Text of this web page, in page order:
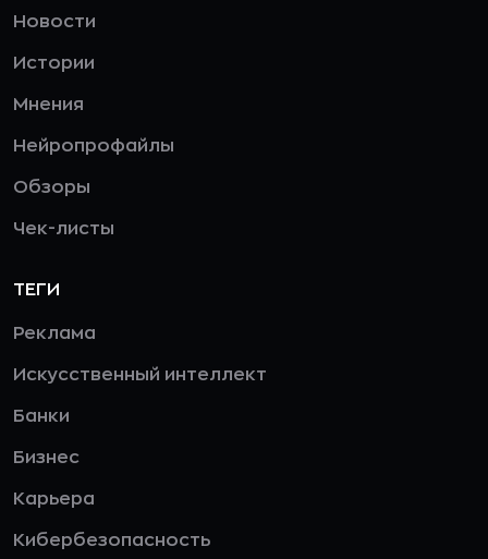
Новости
Истории
Мнения
Нейропрофайлы
Обзоры
Чек-листы
ТЕГИ
Реклама
Искусственный интеллект
Банки
Бизнес
Карьера
Кибербезопасность